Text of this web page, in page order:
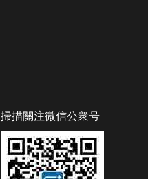
掃描關注微信公衆号